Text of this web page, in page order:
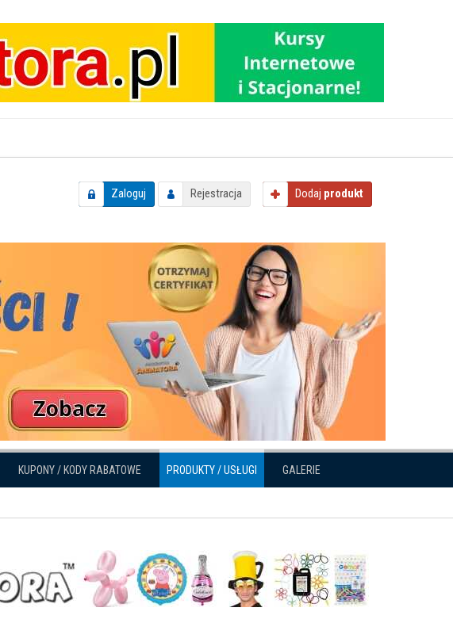
Zaloguj Rejestracja Dodaj produkt
KUPONY / KODY RABATOWE PRODUKTY / USŁUGI GALERIE